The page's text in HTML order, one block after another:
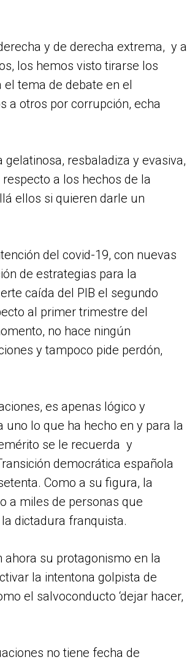
y de derecha extrema, y a
los hemos visto tirarse los
tema de debate en el
a otros por corrupción, echa
gelatinosa, resbaladiza y evasiva,
a los hechos de la
ellos si quieren darle un
del covid-19, con nuevas
de estrategias para la
caída del PIB el segundo
al primer trimestre del
no hace ningún
y tampoco pide perdón,
es apenas lógico y
lo que ha hecho en y para la
se le recuerda y
democrática española
Como a su figura, la
a miles de personas que
dictadura franquista.
ahora su protagonismo en la
la intentona golpista de
el salvoconducto ‘dejar hacer,
no tiene fecha de